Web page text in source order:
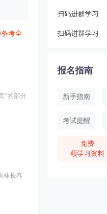
考全
”的部分
林长春
扫码进群学习
扫码进群学习
报名指南
新手指南
考试提醒
免费
领学习资料